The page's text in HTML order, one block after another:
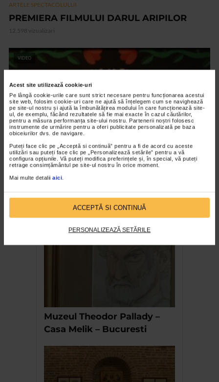
Acest site utilizează cookie-uri
Pe lângă cookie-urile care sunt strict necesare pentru funcționarea acestui
site web, folosim cookie-uri care ne ajută să înțelegem cum se navighează
pe site-ul nostru și ajută la îmbunătățirea modului în care funcționează site-
ul, de exemplu, făcând rezultatele să fie mai exacte în cazul căutărilor,
pentru a măsura performanța site-ului nostru. Partenerii noștri folosesc
instrumente de urmărire pentru a oferi publicitate personalizată pe baza
obiceiurilor dvs. de navigare.
Puteți face clic pe „Acceptă si continuă” pentru a fi de acord cu aceste
utilizări sau puteți face clic pe „Personalizează setările” pentru a vă
configura opțiunile. Vă puteți modifica preferințele și, în special, vă puteți
retrage consimțământul pe site-ul nostru în orice moment.
Mai multe detalii aici
ACCEPTĂ SI CONTINUĂ
PERSONALIZEAZĂ SETĂRILE
ARTELE SPECTACOLULUI
PREMIERA FILMULUI DARUL ARIPILOR
12.598 vizualizari
VIDEO
3.774 vizualizari
Muzeul Theodor Pallady –
Casa Melik – Bucuresti